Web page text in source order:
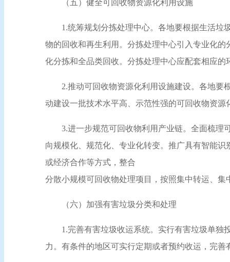
（五）健全可回收物资源化利用设施
1.统筹规划分拣处理中心。各地要根据生活垃
物的回收和再生利用。分拣处理中心引入专业化
化分拣和全品类回收。分拣处理中心应配套相应的
2.推动可回收物资源化利用设施建设。各地要
动建设一批技术水平高、示范性强的可回收物资
3.进一步规范可回收物利用产业链。全面梳理
向规模化、规范化、专业化转变。推广具有智能
或经济合作等方式，整合
分散小规模可回收物处理项目，按照集中转运、
（六）加强有害垃圾分类和处理
1.完善有害垃圾收运系统。实行有害垃圾单独
力。有条件的地区可实行定期或者预约收运，完